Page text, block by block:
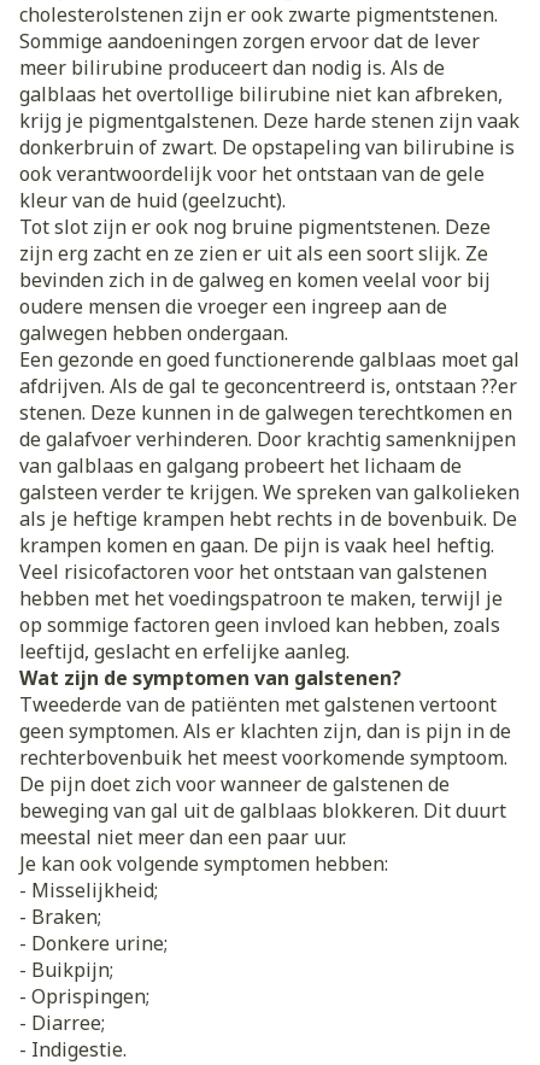
cholesterolstenen zijn er ook zwarte pigmentstenen.
Sommige aandoeningen zorgen ervoor dat de lever
meer bilirubine produceert dan nodig is. Als de
galblaas het overtollige bilirubine niet kan afbreken,
krijg je pigmentgalstenen. Deze harde stenen zijn vaak
donkerbruin of zwart. De opstapeling van bilirubine is
ook verantwoordelijk voor het ontstaan van de gele
kleur van de huid (geelzucht).
Tot slot zijn er ook nog bruine pigmentstenen. Deze
zijn erg zacht en ze zien er uit als een soort slijk. Ze
bevinden zich in de galweg en komen veelal voor bij
oudere mensen die vroeger een ingreep aan de
galwegen hebben ondergaan.
Een gezonde en goed functionerende galblaas moet gal
afdrijven. Als de gal te geconcentreerd is, ontstaan ??er
stenen. Deze kunnen in de galwegen terechtkomen en
de galafvoer verhinderen. Door krachtig samenknijpen
van galblaas en galgang probeert het lichaam de
galsteen verder te krijgen. We spreken van galkolieken
als je heftige krampen hebt rechts in de bovenbuik. De
krampen komen en gaan. De pijn is vaak heel heftig.
Veel risicofactoren voor het ontstaan van galstenen
hebben met het voedingspatroon te maken, terwijl je
op sommige factoren geen invloed kan hebben, zoals
leeftijd, geslacht en erfelijke aanleg.
Wat zijn de symptomen van galstenen?
Tweederde van de patiënten met galstenen vertoont
geen symptomen. Als er klachten zijn, dan is pijn in de
rechterbovenbuik het meest voorkomende symptoom.
De pijn doet zich voor wanneer de galstenen de
beweging van gal uit de galblaas blokkeren. Dit duurt
meestal niet meer dan een paar uur.
Je kan ook volgende symptomen hebben:
- Misselijkheid;
- Braken;
- Donkere urine;
- Buikpijn;
- Oprispingen;
- Diarree;
- Indigestie.